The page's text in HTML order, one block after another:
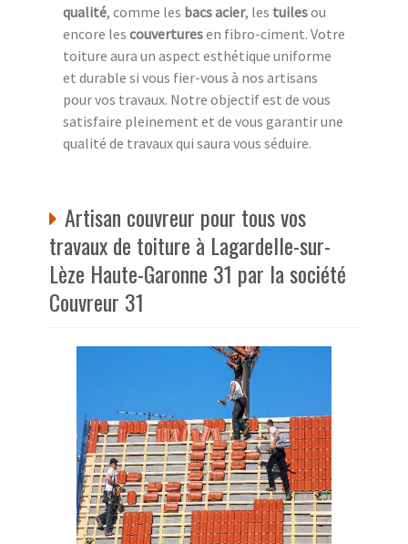
qualité, comme les bacs acier, les tuilesou
encore les couverturesen fibro-ciment. Votre
toiture aura un aspect esthétique uniforme
et durable si vous fier-vous à nos artisans
pour vos travaux. Notre objectif est de vous
satisfaire pleinement et de vous garantir une
qualité de travaux qui saura vous séduire.
Artisan couvreur pour tous vos
travaux de toiture à Lagardelle-sur-
Lèze Haute-Garonne 31 par la société
Couvreur 31